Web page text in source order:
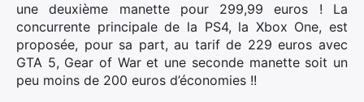
une deuxième manette pour 299,99 euros ! La
concurrente principale de la PS4, la Xbox One, est
proposée, pour sa part, au tarif de 229 euros avec
GTA 5, Gear of War et une seconde manette soit un
peu moins de 200 euros d’économies !!